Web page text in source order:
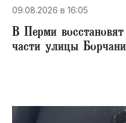
09.08.2026 в 16:05
В Перми
части улицы